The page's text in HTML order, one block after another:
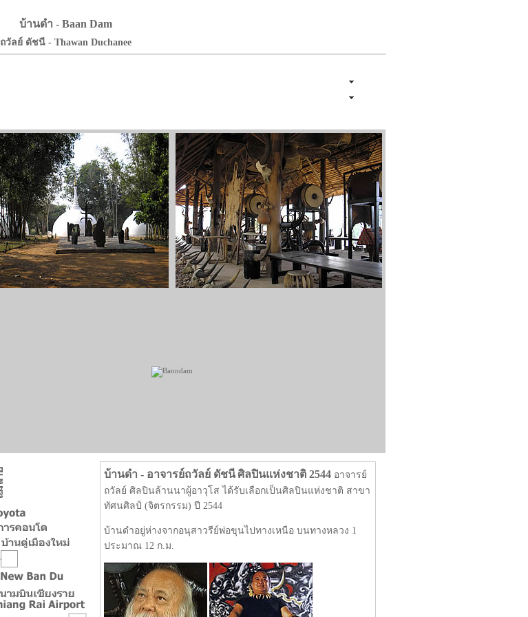
บ้านดำ - Baan Dam
ถวัลย์ ดัชนี - Thawan Duchanee
บ้านดำ - อาจารย์ถวัลย์ ดัชนี ศิลปินแห่งชาติ 2544 อาจารย์
ถวัลย์ ศิลปินล้านนาผู้อาวุโส ได้รับเลือกเป็นศิลปินแห่งชาติ สาขา
ทัศนศิลป์ (จิตรกรรม) ปี 2544
บ้านดำอยู่ห่างจากอนุสาวรีย์พ่อขุนไปทางเหนือ บนทางหลวง 1
ประมาณ 12 ก.ม.